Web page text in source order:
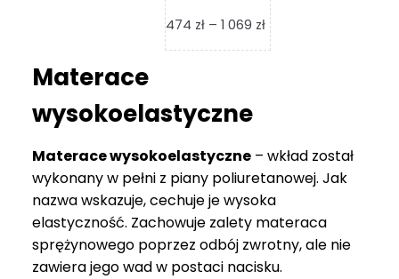
474 zł – 1 069 złZakres
cen:
069 zł
Materace
wysokoelastyczne
Materace wysokoelastyczne – wkład został
wykonany w pełni z piany poliuretanowej. Jak
nazwa wskazuje, cechuje je wysoka
elastyczność. Zachowuje zalety materaca
sprężynowego poprzez odbój zwrotny, ale nie
zawiera jego wad w postaci nacisku.